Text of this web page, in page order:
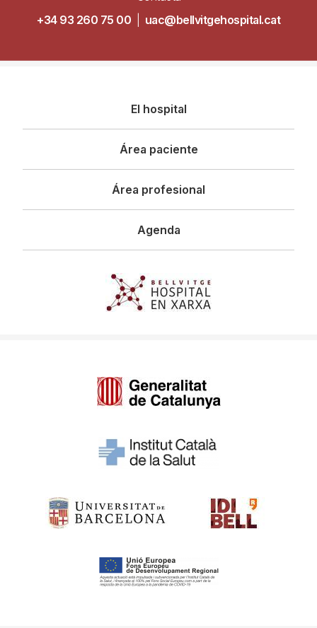
+34 93 260 75 00
uac@bellvitgehospital.cat
principal
El hospital
Área paciente
Área profesional
Agenda